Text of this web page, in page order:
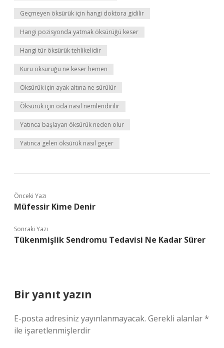
Geçmeyen öksürük için hangi doktora gidilir
Hangi pozisyonda yatmak öksürüğü keser
Hangi tür öksürük tehlikelidir
Kuru öksürüğü ne keser hemen
Öksürük için ayak altına ne sürülür
Öksürük için oda nasıl nemlendirilir
Yatınca başlayan öksürük neden olur
Yatınca gelen öksürük nasıl geçer
Önceki Yazı
Müfessir Kime Denir
Sonraki Yazı
Tükenmişlik Sendromu Tedavisi Ne Kadar Sürer
Bir yanıt yazın
E-posta adresiniz yayınlanmayacak. Gerekli alanlar*
ile işaretlenmişlerdir